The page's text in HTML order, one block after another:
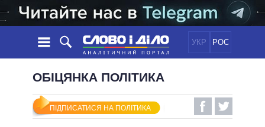
УКР РОС
НОВИНИ
СТРІЧКА
ПОДІЇ
ПОЛІТИКА
ЕКОНОМІКА
ОБIЦЯНКИ
ОБІЦЯНКА ПОЛІТИКА
ПІДПИСАТИСЯ НА ПОЛІТИКА